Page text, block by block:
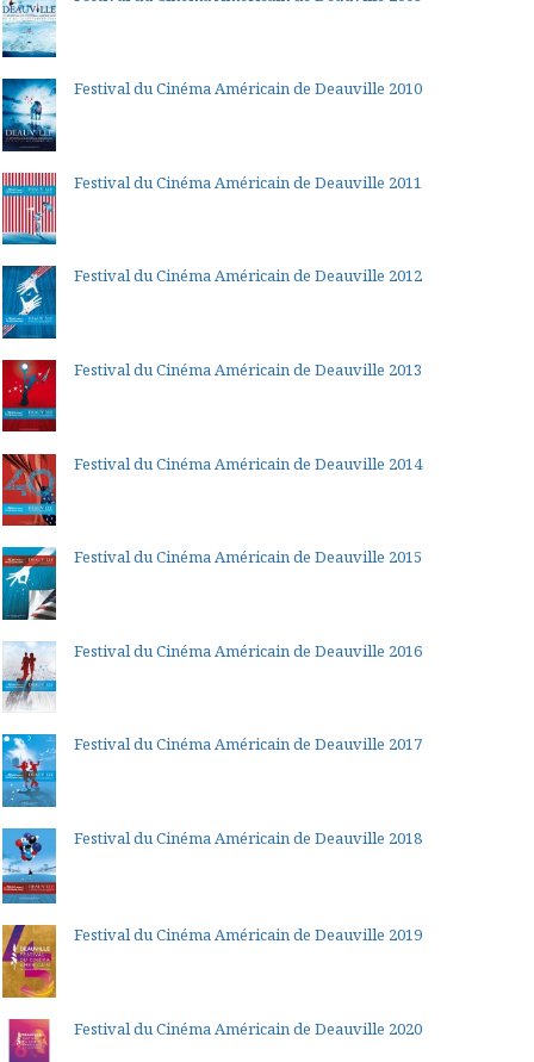
Festival du Cinéma Américain de Deauville 2010
Festival du Cinéma Américain de Deauville 2011
Festival du Cinéma Américain de Deauville 2012
Festival du Cinéma Américain de Deauville 2013
Festival du Cinéma Américain de Deauville 2014
Festival du Cinéma Américain de Deauville 2015
Festival du Cinéma Américain de Deauville 2016
Festival du Cinéma Américain de Deauville 2017
Festival du Cinéma Américain de Deauville 2018
Festival du Cinéma Américain de Deauville 2019
Festival du Cinéma Américain de Deauville 2020